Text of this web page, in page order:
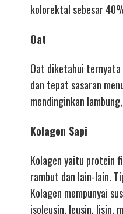
kolorektal sebesar
Oat
Oat diketahui ternyata
dan tepat sasaran
mendinginkan
Kolagen Sapi
Kolagen yaitu protein
rambut dan lain-lain.
Kolagen mempunyai
isoleusin, leusin, lisin,